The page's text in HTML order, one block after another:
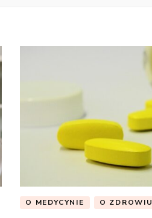
O MEDYCYNIE O ZDROWIU